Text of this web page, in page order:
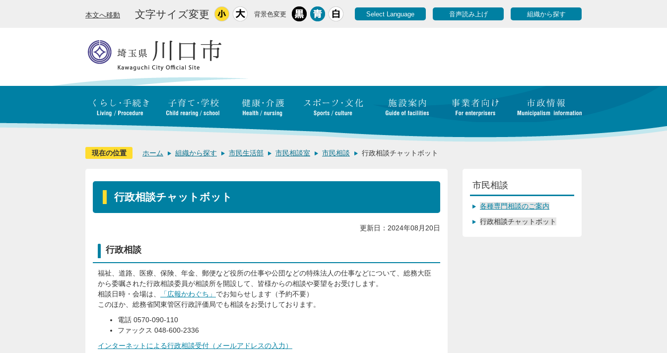
本文へ移動 文字サイズ変更 背景色変更 Select Language 音声読み上げ 組織から探す
現在の位置 ホーム 組織から探す 市民生活部 市民相談室 市民相談 行政相談チャットボット
行政相談チャットボット
更新日：2024年08月20日
行政相談
福祉、道路、医療、保険、年金、郵便など役所の仕事や公団などの特殊法人の仕事などについて、総務大臣
から委嘱された行政相談委員が相談所を開設して、皆様からの相談や要望をお受けします。
相談日時・会場は、
「広報かわぐち」 でお知らせします（予約不要）
このほか、総務省関東管区行政評価局でも相談をお受けしております。
電話 0570-090-110
ファックス 048-600-2336
インターネットによる行政相談受付（メールアドレスの入力）
市民相談
各種専門相談のご案内
行政相談チャットボット